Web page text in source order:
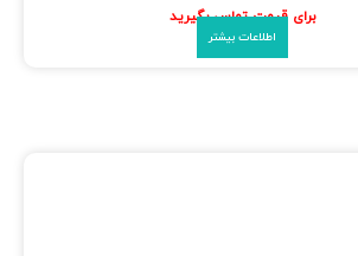
برای قیمت تماس بگیرید
اطلاعات بیشتر